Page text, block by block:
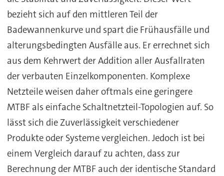
bezieht sich auf den mittleren Teil der
Badewannenkurve und spart die Frühausfälle und
alterungsbedingten Ausfälle aus. Er errechnet sich
aus dem Kehrwert der Addition aller Ausfallraten
der verbauten Einzelkomponenten. Komplexe
Netzteile weisen daher oftmals eine geringere
MTBF als einfache Schaltnetzteil-Topologien auf. So
lässt sich die Zuverlässigkeit verschiedener
Produkte oder Systeme vergleichen. Jedoch ist bei
einem Vergleich darauf zu achten, dass zur
Berechnung der MTBF auch der identische Standard